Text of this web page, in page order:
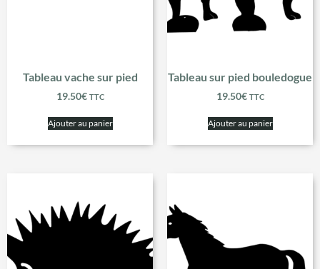
Tableau vache sur pied
19.50€ TTC
Ajouter au panier
Tableau sur pied bouledogue
19.50€ TTC
Ajouter au panier